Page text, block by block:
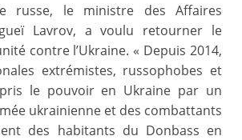
russe, le ministre des Affaires
Lavrov, a voulu retourner le
contre l’Ukraine. « Depuis 2014,
extrémistes, russophobes et
le pouvoir en Ukraine par un
ukrainienne et des combattants
des habitants du Donbass en